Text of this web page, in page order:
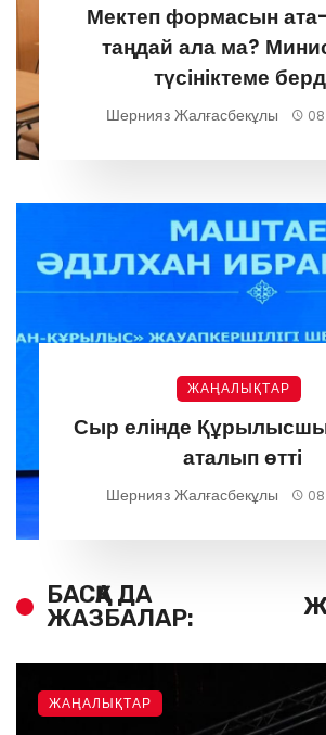
Мектеп формасын ата-
таңдай ала ма?
түсініктеме
Шернияз Жалғасбекұлы
ЖАҢАЛЫҚТАР
Сыр елінде
аталып өтті
Шернияз Жалғасбекұлы
БАСҚА ДА
ЖАЗБАЛАР:
ЖАҢАЛЫҚТАР